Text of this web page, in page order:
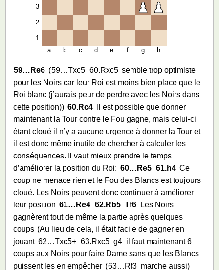
3
2
1
a
b c d e f g h
59… Re6 59…Txc5 60.Rxc5 semble trop optimiste
pour les Noirs car leur Roi est moins bien placé que le
Roi blanc (j’aurais peur de perdre avec les Noirs dans
cette position)
60.Rc4
Il est possible que donner
maintenant la Tour contre le Fou gagne, mais celui-ci
étant cloué il n’y a aucune urgence à donner la Tour et
il est donc même inutile de chercher à calculer les
conséquences. Il vaut mieux prendre le temps
d’améliorer la position du Roi: 60… Re5 61.h4 Ce
coup ne menace rien et le Fou des Blancs est toujours
cloué. Les Noirs peuvent donc continuer à améliorer
leur position 61… Re4 62.Rb5 Tf6
Les Noirs
gagnèrent tout de même la partie après quelques
coups
Au lieu de cela, il était facile de gagner en
jouant 62…Txc5+ 63.Rxc5 g4 il faut maintenant 6
coups aux Noirs pour faire Dame sans que les Blancs
puissent les en empêcher
63… Rf3 marche aussi